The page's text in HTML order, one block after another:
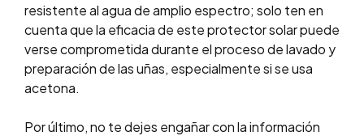
resistente al agua de amplio espectro; solo ten en
cuenta que la eficacia de este protector solar puede
verse comprometida durante el proceso de lavado y
preparación de las uñas, especialmente si se usa
acetona.
Por último, no te dejes engañar con la información